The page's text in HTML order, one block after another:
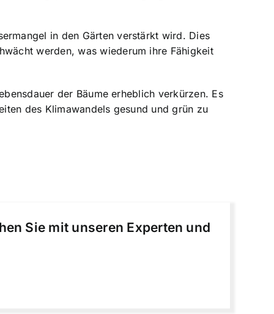
in den Gärten verstärkt wird. Dies
werden, was wiederum ihre Fähigkeit
der Bäume erheblich verkürzen. Es
des Klimawandels gesund und grün zu
Sie mit unseren Experten und